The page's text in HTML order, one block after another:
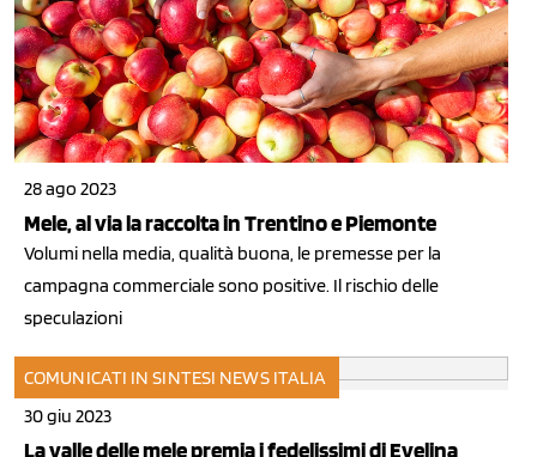
28 ago 2023
Mele, al via la raccolta in Trentino e Piemonte
Volumi nella media, qualità buona, le premesse per la
campagna commerciale sono positive. Il rischio delle
speculazioni
COMUNICATI IN SINTESI NEWS ITALIA
30 giu 2023
La valle delle mele premia i fedelissimi di Evelina